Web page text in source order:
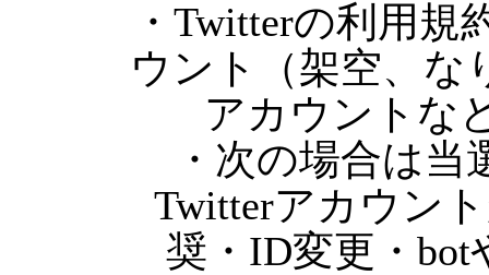
・Twitterの利用
ウント（架空、な
アカウントな
・次の場合は
Twitterアカウン
奨・ID変更・